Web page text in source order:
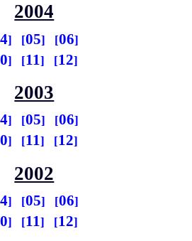
2004
05
06
11 12
2003
05
06
11 12
2002
05
06
11 12